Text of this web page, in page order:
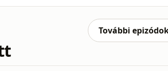
További